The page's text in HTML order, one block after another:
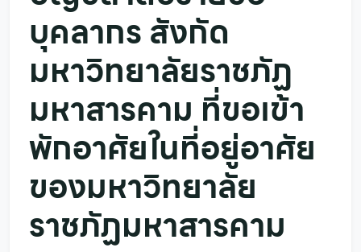
บุคลากร สังกัด
มหาวิทยาลัยราชภัฏ
มหาสารคาม ที่ขอเข้า
พักอาศัยในที่อยู่อาศัย
ของมหาวิทยาลัย
ราชภัฏมหาสารคาม